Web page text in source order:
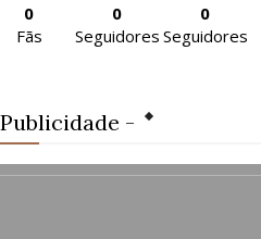
0
Fãs
0
Seguidores
0
Seguidores
-